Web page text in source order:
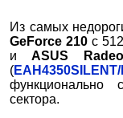
Из самых
GeForce 210с
иASUS
(
функционально
сектора.